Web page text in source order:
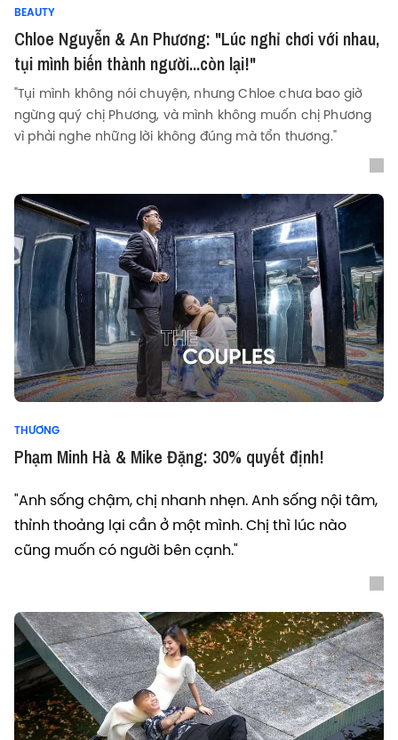
BEAUTY
Chloe Nguyễn & An Phương: "Lúc nghỉ chơi với nhau,
tụi mình biến thành người...còn lại!"
"Tụi mình không nói chuyện, nhưng Chloe chưa bao giờ
ngừng quý chị Phương, và mình không muốn chị Phương
vì phải nghe những lời không đúng mà tổn thương."
THƯƠNG
Phạm Minh Hà & Mike Đặng: 30% quyết định!
"Anh sống chậm, chị nhanh nhẹn. Anh sống nội tâm,
thỉnh thoảng lại cần ở một mình. Chị thì lúc nào
cũng muốn có người bên cạnh."